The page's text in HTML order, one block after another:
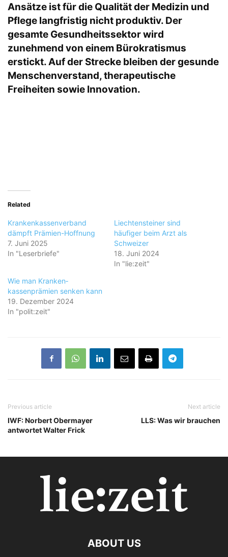
Ansätze ist für die Qualität der Medizin und
Pflege langfristig nicht produktiv. Der
gesamte Gesundheitssektor wird
zunehmend von einem Bürokratismus
erstickt. Auf der Strecke bleiben der gesunde
Menschenverstand, therapeutische
Freiheiten sowie Innovation.
Related
Krankenkassenverband
dämpft Prämien-Hoffnung
7. Juni 2025
In "Leserbriefe"
Liechtensteiner sind
häufiger beim Arzt als
Schweizer
18. Juni 2024
In "lie:zeit"
Wie man Kranken­
kassenprämien senken kann
19. Dezember 2024
In "polit:zeit"
Previous article
IWF: Norbert Obermayer
antwortet Walter Frick
Next article
LLS: Was wir brauchen
ABOUT US